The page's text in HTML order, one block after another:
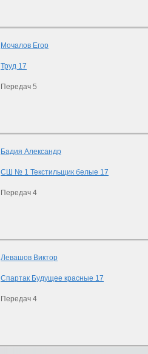
Мочалов Егор
Труд 17
Передач 5
Бадия Александр
СШ № 1 Текстильщик белые 17
Передач 4
Левашов Виктор
Спартак Будущее красные 17
Передач 4